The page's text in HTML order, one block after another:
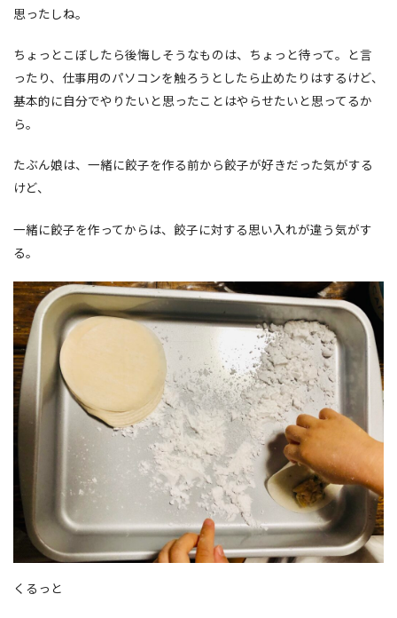
思ったしね。
ちょっとこぼしたら後悔しそうなものは、ちょっと待って。と言
ったり、仕事用のパソコンを触ろうとしたら止めたりはするけど、
基本的に自分でやりたいと思ったことはやらせたいと思ってるか
ら。
たぶん娘は、一緒に餃子を作る前から餃子が好きだった気がする
けど、
一緒に餃子を作ってからは、餃子に対する思い入れが違う気がす
る。
くるっと